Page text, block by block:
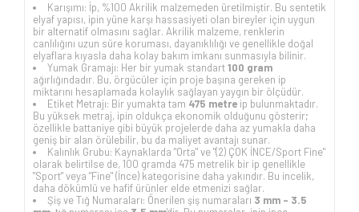
Karışımı: İp, %100 Akrilik malzemeden üretilmiştir. Bu sentetik
elyaf yapısı, ipin yüne karşı hassasiyeti olan bireyler için uygun
bir alternatif olmasını sağlar. Akrilik malzeme, renklerin
canlılığını uzun süre koruması, dayanıklılığı ve genellikle doğal
elyaflara kıyasla daha kolay bakım imkanı sunmasıyla bilinir.
Yumak Gramajı: Her bir yumak standart100 gram
ağırlığındadır. Bu, örgücüler için proje başına gereken ip
miktarını hesaplamada kolaylık sağlayan yaygın bir ölçüdür.
Etiket Metrajı: Bir yumakta tam 475 metre ip bulunmaktadır.
Bu yüksek metraj, ipin oldukça ekonomik olduğunu gösterir;
özellikle battaniye gibi büyük projelerde daha az yumakla daha
geniş bir alan örülebilir, bu da maliyet avantajı sunar.
Kalınlık Grubu: Kaynaklarda "Orta" ve "(2) ÇOK İNCE/Sport Fine"
olarak belirtilse de, 100 gramda 475 metrelik bir ip genellikle
"Sport" veya "Fine" (İnce) kategorisine daha yakındır. Bu incelik,
daha dökümlü ve hafif ürünler elde etmenizi sağlar.
Şiş ve Tığ Numaraları: Önerilen şiş numaraları 3 mm - 3.5